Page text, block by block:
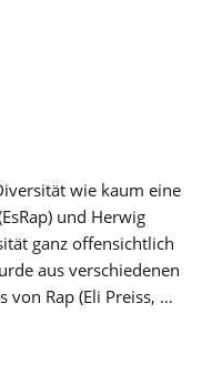
wie kaum eine
und Herwig
ganz offensichtlich
aus verschiedenen
von Rap (Eli Preiss, …